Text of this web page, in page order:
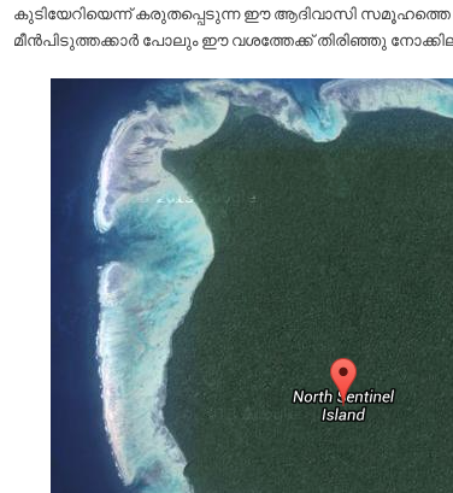
കുടിയേറിയെന്ന് കരുതപ്പെടുന്ന ഈ ആദിവാസി സമൂഹത്തെ
മീൻപിടുത്തക്കാർ പോലും ഈ വശത്തേക്ക് തിരിഞ്ഞു